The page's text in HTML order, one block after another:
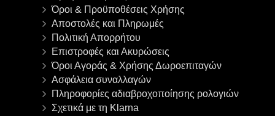
Όροι & Προϋποθέσεις Χρήσης
Αποστολές και Πληρωμές
Πολιτική Απορρήτου
Επιστροφές και Ακυρώσεις
Όροι Αγοράς & Χρήσης Δωροεπιταγών
Ασφάλεια συναλλαγών
Πληροφορίες αδιαβροχοποίησης ρολογιών
Σχετικά με τη Klarna